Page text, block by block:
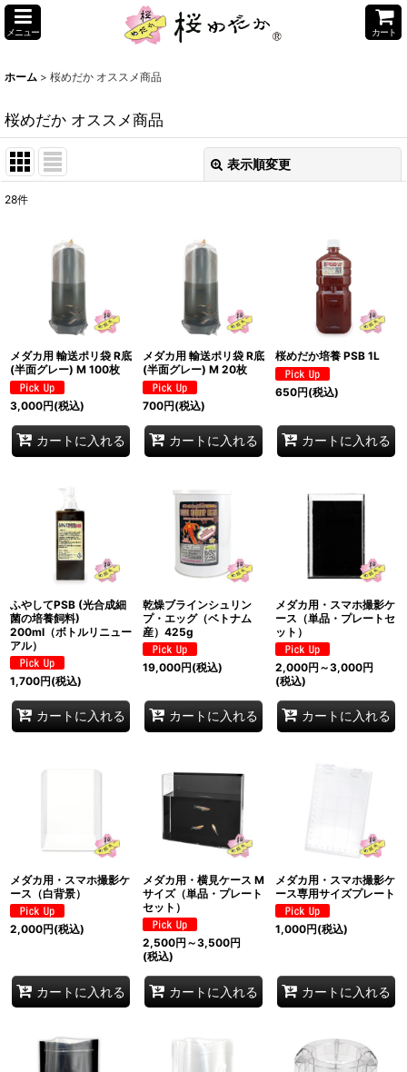
メニュー カート
ホーム > 桜めだか オススメ商品
桜めだか オススメ商品
表示順変更
絞り込む
28件
メダカ用 輸送ポリ袋 R底
(半面グレー) M 100枚
3,000円(税込)
カートに入れる
メダカ用 輸送ポリ袋 R底
(半面グレー) M 20枚
700円(税込)
カートに入れる
桜めだか培養 PSB 1L
650円(税込)
カートに入れる
ふやしてPSB (光合成細
菌の培養飼料)
200ml（ボトルリニュー
アル）
1,700円(税込)
カートに入れる
乾燥ブラインシュリン
プ・エッグ（ベトナム
産）425g
19,000円(税込)
カートに入れる
メダカ用・スマホ撮影ケ
ース（単品・プレートセ
ット）
2,000円 ～3,000円
(税込)
カートに入れる
メダカ用・スマホ撮影ケ
ース（白背景）
2,000円(税込)
カートに入れる
メダカ用・横見ケース M
サイズ（単品・プレート
セット）
2,500円 ～3,500円
(税込)
カートに入れる
メダカ用・スマホ撮影ケ
ース専用サイズプレート
1,000円(税込)
カートに入れる